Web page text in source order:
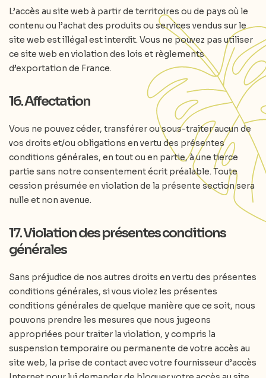
L’accès au site web à partir de territoires ou de pays où le
contenu ou l’achat des produits ou services vendus sur le
site web est illégal est interdit. Vous ne pouvez pas utiliser
ce site web en violation des lois et règlements
d’exportation de France.
16. Affectation
Vous ne pouvez céder, transférer ou sous-traiter aucun de
vos droits et/ou obligations en vertu des présentes
conditions générales, en tout ou en partie, à une tierce
partie sans notre consentement écrit préalable. Toute
cession présumée en violation de la présente section sera
nulle et non avenue.
17. Violation des présentes conditions
générales
Sans préjudice de nos autres droits en vertu des présentes
conditions générales, si vous violez les présentes
conditions générales de quelque manière que ce soit, nous
pouvons prendre les mesures que nous jugeons
appropriées pour traiter la violation, y compris la
suspension temporaire ou permanente de votre accès au
site web, la prise de contact avec votre fournisseur d’accès